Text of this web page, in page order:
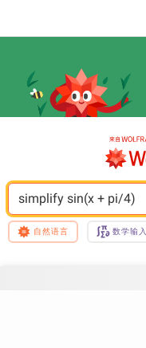
simplify sin(x + pi/4)
自然语言 数学输入